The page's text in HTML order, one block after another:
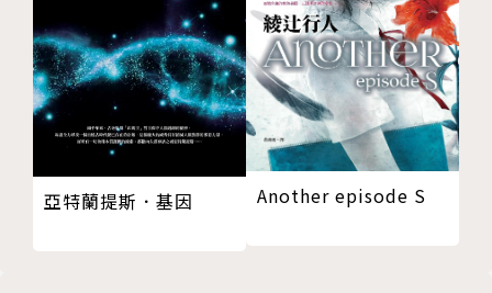
受盡折磨的鄉下小販、為掌控自身命運而用盡心計的年
輕女孩……他們並不讓故事淹沒自己的心聲，有時發言
打岔請作者停筆以便補充，有時對讀者暗自道出忍耐已
久的怨言，有時甚至自故事隱遁其蹤跡，試圖守護寶貴
祕密……在帕慕克的筆下，浩瀚的城市風景往往由日常
生活堆砌而起，一代又一代的群體記憶永遠由一個個小
人物的哀與樂細細織成。
十一、桑山與灰山間的戰爭 我們沒有支持哪一邊
十二、怎麼讓村裡的女孩出嫁 我不是賣女兒
十三、梅夫魯特的小鬍子 未登記土地的所有人
十四、梅夫魯特墜入愛河 這種偶遇只可能是天注定
十五、梅夫魯特離家 如果明天在街上見到她，你認得
出來嗎？
亞特蘭提斯．基因 Another episode S